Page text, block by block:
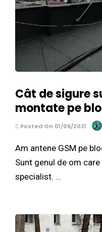
Cât de sigure
montate pe
Posted On 01/06/2021
Am antene GSM pe
Sunt genul de om
specialist. …